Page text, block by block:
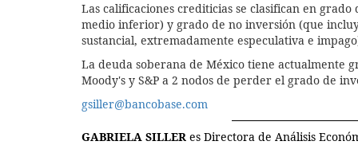
Las calificaciones crediticias se clasifican en
medio inferior) y grado de no inversión (que
sustancial, extremadamente especulativa e
La deuda soberana de México tiene actualmente
Moody's y S&P a 2 nodos de perder el grado de
gsiller@bancobase.com
GABRIELA SILLER es Directora de Análisis